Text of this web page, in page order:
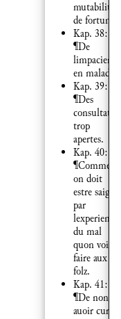
mutabilite
de fortune.
Kap. 38:
¶De
limpacient
en maladie.
Kap. 39:
¶Des
consultations
trop
apertes.
Kap. 40:
¶Comment
on doit
estre saige
par
lexperience
du mal
quon voit
faire aux
folz.
Kap. 41:
¶De non
auoir cure